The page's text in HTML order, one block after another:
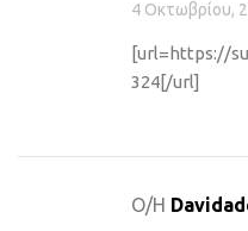
4 Οκτωβρίου,
[url=https://
324[/url]
Ο/Η